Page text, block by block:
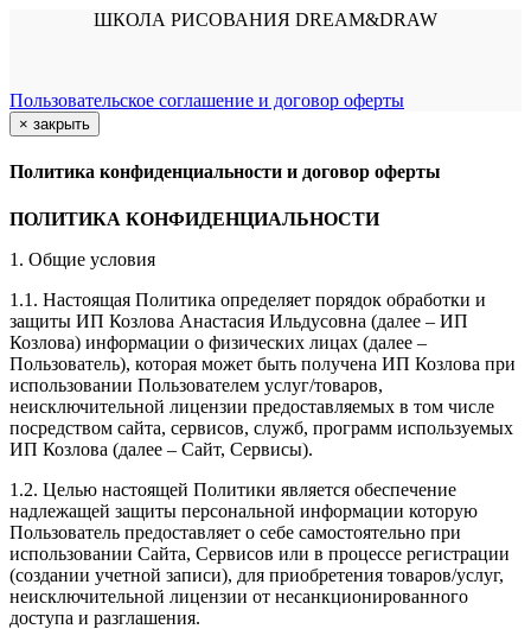
ШКОЛА РИСОВАНИЯ DREAM&DRAW
Пользовательское соглашение и договор оферты
× закрыть
Политика конфиденциальности и договор оферты
ПОЛИТИКА КОНФИДЕНЦИАЛЬНОСТИ
1. Общие условия
1.1. Настоящая Политика определяет порядок обработки и
защиты ИП Козлова Анастасия Ильдусовна (далее – ИП
Козлова) информации о физических лицах (далее –
Пользователь), которая может быть получена ИП Козлова при
использовании Пользователем услуг/товаров,
неисключительной лицензии предоставляемых в том числе
посредством сайта, сервисов, служб, программ используемых
ИП Козлова (далее – Сайт, Сервисы).
1.2. Целью настоящей Политики является обеспечение
надлежащей защиты персональной информации которую
Пользователь предоставляет о себе самостоятельно при
использовании Сайта, Сервисов или в процессе регистрации
(создании учетной записи), для приобретения товаров/услуг,
неисключительной лицензии от несанкционированного
доступа и разглашения.